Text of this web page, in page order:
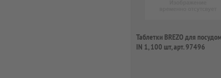
Таблетки BREZO для
IN 1, 100 шт, арт. 97496